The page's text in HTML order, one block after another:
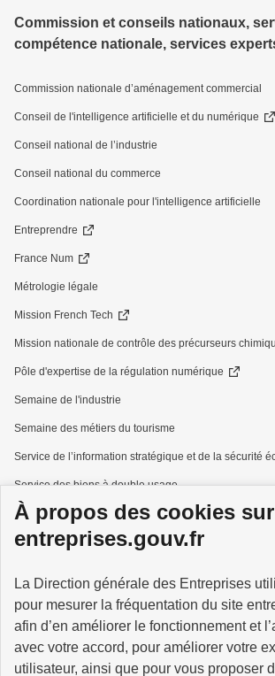
À propos des cookies sur
entreprises.gouv.fr
La Direction générale des Entreprises
pour mesurer la fréquentation du site
afin d’en améliorer le fonctionnement et
avec votre accord, pour améliorer votre
utilisateur, ainsi que pour vous proposer
Commission et conseils nationaux,
compétence nationale, services
Commission nationale d’aménagement commercial
Conseil de l'intelligence artificielle et du numérique
Conseil national de l’industrie
Conseil national du commerce
Coordination nationale pour l'intelligence artificielle
Entreprendre
France Num
Métrologie légale
Mission French Tech
Mission nationale de contrôle des précurseurs
Pôle d'expertise de la régulation numérique
Semaine de l'industrie
Semaine des métiers du tourisme
Service de l’information stratégique et de la sécurité
Service des biens à double usage
Services à la personne
GOUVERNEMENT